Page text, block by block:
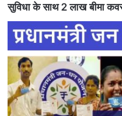
सुविधा के साथ 2 लाख बीमा